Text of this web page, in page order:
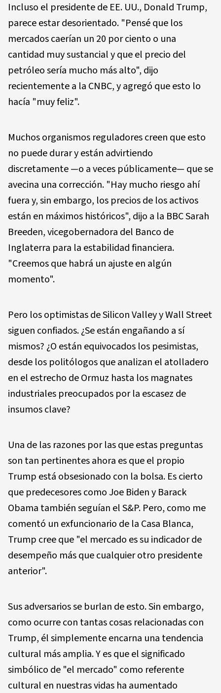
Incluso el presidente de EE. UU., Donald Trump,
parece estar desorientado. "Pensé que los
mercados caerían un 20 por ciento o una
cantidad muy sustancial y que el precio del
petróleo sería mucho más alto", dijo
recientemente a la CNBC, y agregó que esto lo
hacía "muy feliz".
Muchos organismos reguladores creen que esto
no puede durar y están advirtiendo
discretamente —o a veces públicamente— que se
avecina una corrección. "Hay mucho riesgo ahí
fuera y, sin embargo, los precios de los activos
están en máximos históricos", dijo a la BBC Sarah
Breeden, vicegobernadora del Banco de
Inglaterra para la estabilidad financiera.
"Creemos que habrá un ajuste en algún
momento".
Pero los optimistas de Silicon Valley y Wall Street
siguen confiados. ¿Se están engañando a sí
mismos? ¿O están equivocados los pesimistas,
desde los politólogos que analizan el atolladero
en el estrecho de Ormuz hasta los magnates
industriales preocupados por la escasez de
insumos clave?
Una de las razones por las que estas preguntas
son tan pertinentes ahora es que el propio
Trump está obsesionado con la bolsa. Es cierto
que predecesores como Joe Biden y Barack
Obama también seguían el S&P. Pero, como me
comentó un exfuncionario de la Casa Blanca,
Trump cree que "el mercado es su indicador de
desempeño más que cualquier otro presidente
anterior".
Sus adversarios se burlan de esto. Sin embargo,
como ocurre con tantas cosas relacionadas con
Trump, él simplemente encarna una tendencia
cultural más amplia. Y es que el significado
simbólico de "el mercado" como referente
cultural en nuestras vidas ha aumentado